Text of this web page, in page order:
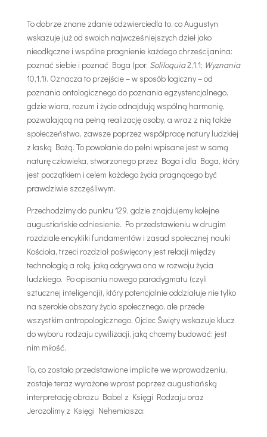
To dobrze znane zdanie odzwierciedla to, co Augustyn
wskazuje już od swoich najwcześniejszych dzieł jako
nieodłączne i wspólne pragnienie każdego chrześcijanina:
poznać siebie i poznać Boga (por. Soliloquia2,1,1; Wyznania
10,1,1). Oznacza to przejście – w sposób logiczny – od
poznania ontologicznego do poznania egzystencjalnego,
gdzie wiara, rozum i życie odnajdują wspólną harmonię,
pozwalającą na pełną realizację osoby, a wraz z nią także
społeczeństwa, zawsze poprzez współpracę natury ludzkiej
z łaską Bożą. To powołanie do pełni wpisane jest w samą
naturę człowieka, stworzonego przez Boga i dla Boga, który
jest początkiem i celem każdego życia pragnącego być
prawdziwie szczęśliwym.
Przechodzimy do punktu 129, gdzie znajdujemy kolejne
augustiańskie odniesienie. Po przedstawieniu w drugim
rozdziale encykliki fundamentów i zasad społecznej nauki
Kościoła, trzeci rozdział poświęcony jest relacji między
technologią a rolą, jaką odgrywa ona w rozwoju życia
ludzkiego. Po opisaniu nowego paradygmatu (czyli
sztucznej inteligencji), który potencjalnie oddziałuje nie tylko
na szerokie obszary życia społecznego, ale przede
wszystkim antropologicznego, Ojciec Święty wskazuje klucz
do wyboru rodzaju cywilizacji, jaką chcemy budować: jest
nim miłość.
To, co zostało przedstawione implicite we wprowadzeniu,
zostaje teraz wyrażone wprost poprzez augustiańską
interpretację obrazu Babel z Księgi Rodzaju oraz
Jerozolimy z Księgi Nehemiasza: